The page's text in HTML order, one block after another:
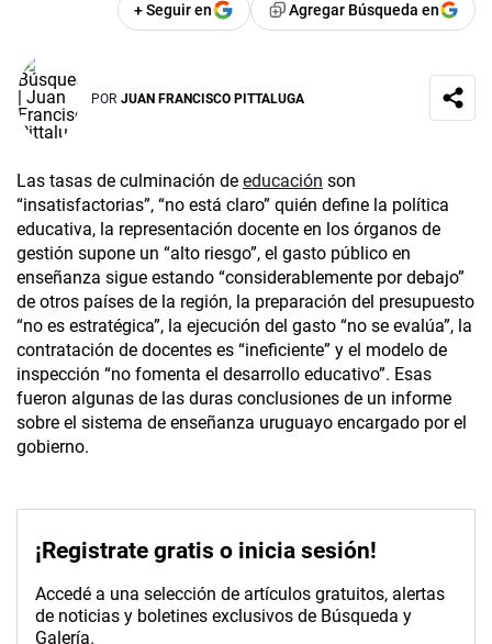
+ Seguir en Agregar Búsqueda en
POR JUAN FRANCISCO PITTALUGA
Las tasas de culminación de educación son
“insatisfactorias”, “no está claro” quién define la política
educativa, la representación docente en los órganos de
gestión supone un “alto riesgo”, el gasto público en
enseñanza sigue estando “considerablemente por debajo”
de otros países de la región, la preparación del presupuesto
“no es estratégica”, la ejecución del gasto “no se evalúa”, la
contratación de docentes es “ine­ficiente” y el modelo de
inspección “no fomenta el desarrollo educativo”. Esas
fueron algunas de las duras conclusiones de un informe
sobre el sistema de enseñanza uruguayo encargado por el
gobierno.
¡Registrate gratis o inicia sesión!
Accedé a una selección de artículos gratuitos, alertas
de noticias y boletines exclusivos de Búsqueda y
Galería.